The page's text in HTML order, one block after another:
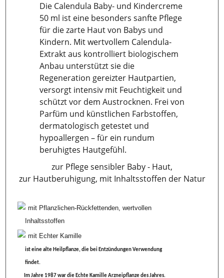
Die Calendula Baby- und Kindercreme
50 ml ist eine besonders sanfte Pflege
für die zarte Haut von Babys und
Kindern. Mit wertvollem Calendula-
Extrakt aus kontrolliert biologischem
Anbau unterstützt sie die
Regeneration gereizter Hautpartien,
versorgt intensiv mit Feuchtigkeit und
schützt vor dem Austrocknen. Frei von
Parfüm und künstlichen Farbstoffen,
dermatologisch getestet und
hypoallergen – für ein rundum
beruhigtes Hautgefühl.
zur Pflege sensibler Baby - Haut,
zur Hautberuhigung, mit Inhaltsstoffen der Natur
mit Pflanzlichen-Rückfettenden, wertvollen
Inhaltsstoffen
mit Echter Kamille
ist eine alte Heilpflanze, die bei Entzündungen Verwendung
findet.
Im Jahre 1987 war die Echte Kamille Arzneipflanze des Jahres.